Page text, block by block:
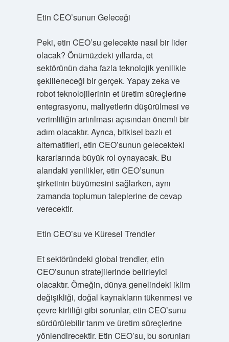
Etin CEO’sunun Geleceği
Peki, etin CEO’su gelecekte nasıl bir lider
olacak? Önümüzdeki yıllarda, et
sektörünün daha fazla teknolojik yenilikle
şekilleneceği bir gerçek. Yapay zeka ve
robot teknolojilerinin et üretim süreçlerine
entegrasyonu, maliyetlerin düşürülmesi ve
verimliliğin artırılması açısından önemli bir
adım olacaktır. Ayrıca, bitkisel bazlı et
alternatifleri, etin CEO’sunun gelecekteki
kararlarında büyük rol oynayacak. Bu
alandaki yenilikler, etin CEO’sunun
şirketinin büyümesini sağlarken, aynı
zamanda toplumun taleplerine de cevap
verecektir.
Etin CEO’su ve Küresel Trendler
Et sektöründeki global trendler, etin
CEO’sunun stratejilerinde belirleyici
olacaktır. Örneğin, dünya genelindeki iklim
değişikliği, doğal kaynakların tükenmesi ve
çevre kirliliği gibi sorunlar, etin CEO’sunu
sürdürülebilir tarım ve üretim süreçlerine
yönlendirecektir. Etin CEO’su, bu sorunları